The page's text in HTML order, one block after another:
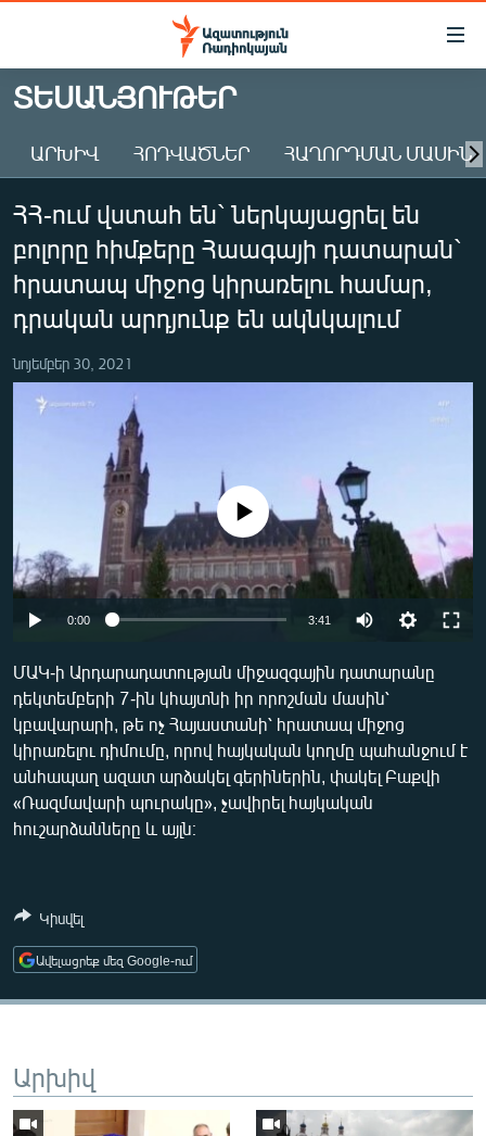
Մատչելիության
Անցնել
հիմնական
Անցնել
հիմնական
մենյուին
ԱԶԱՏՈՒԹՅՈՒՆ TV
ՀԱՅԱՍՏԱՆ
ԸՆՏՐՈՒԹՅՈՒՆՆԵՐ 2026
ԻՐԱՎՈՒՆՔ
ՀԱՍԱՐԱԿՈՒԹՅՈՒՆ
ՂԱՐԱԲԱՂ
ՊԱՏԵՐԱԶՄԻ 6 ՇԱԲԱԹՆԵՐԸ
ՏԱՐԱԾԱՇՐՋԱՆ
ՄԻՋԱԶԳԱՅԻՆ
ՄՇԱԿՈՒՅԹ
ՍՊՈՐՏ
ՄԵԿՆԱԲԱՆՈՒԹՅՈՒՆ
ՏՏ ԵՒ ԻՆՏԵՐՆԵՏ
ԿՈՐՈՆԱՎԻՐՈՒՍ
ԱՐԽԻՎ
ՏԵՍԱՆՅՈՒԹԵՐ
ԲԱՆԱՎԵՃ
Հայերեն
ՀԵՏԵՎԵՔ ՄԵԶ
ՏԵՍԱՆՅՈՒԹԵՐ
ԱՐԽԻՎ ՀՈԴՎԱԾՆԵՐ ՀԱՂՈՐԴՄԱՆ ՄԱՍԻՆ
ՀՀ-ում վստահ են` ներկայացրել են
բոլորը հիմքերը Հաագայի դատարան`
հրատապ միջոց կիրառելու համար,
դրական արդյունք են ակնկալում
նոյեմբեր 30, 2021
No media source currently available
0:00 3:41
ՄԱԿ-ի Արդարադատության միջազգային դատարանը
դեկտեմբերի 7-ին կհայտնի իր որոշման մասին՝
կբավարարի, թե ոչ Հայաստանի՝ հրատապ միջոց
կիրառելու դիմումը, որով հայկական կողմը պահանջում է
անհապաղ ազատ արձակել գերիներին, փակել Բաքվի
«Ռազմավարի պուրակը», չավիրել հայկական
հուշարձանները և այլն։
Կիսվել
Ավելացրեք մեզ Google-ում
Արխիվ